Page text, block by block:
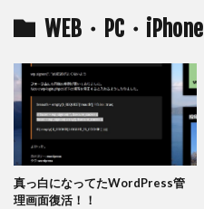
WEB・PC・iPhone
真っ白になってたWordPress管
理画面復活！！